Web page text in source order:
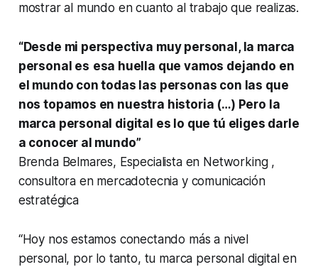
mostrar al mundo en cuanto al trabajo que realizas.
“Desde mi perspectiva muy personal, la marca
personal es esa huella que vamos dejando en
el mundo con todas las personas con las que
nos topamos en nuestra historia (…) Pero la
marca personal digital es lo que tú eliges darle
a conocer al mundo”
Brenda Belmares, Especialista en Networking ,
consultora en mercadotecnia y comunicación
estratégica
“Hoy nos estamos conectando más a nivel
personal, por lo tanto, tu marca personal digital en